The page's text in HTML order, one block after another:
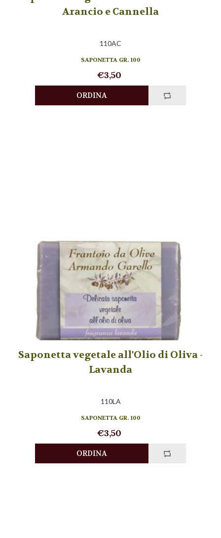
Arancio e Cannella
110AC
SAPONETTA GR. 100
€3,50
Saponetta vegetale all'Olio di Oliva -
Lavanda
110LA
SAPONETTA GR. 100
€3,50